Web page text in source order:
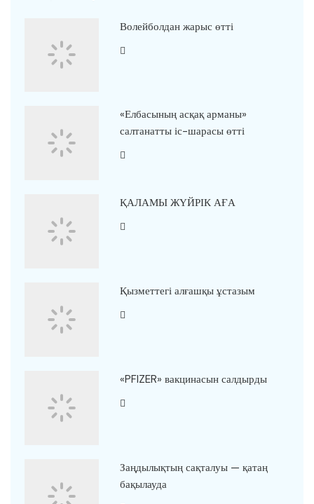
Волейболдан жарыс өтті
«Елбасының асқақ арманы»
салтанатты іс-шарасы өтті
ҚАЛАМЫ ЖҮЙРІК АҒА
Қызметтегі алғашқы ұстазым
«PFIZER» вакцинасын салдырды
Заңдылықтың сақталуы — қатаң
бақылауда